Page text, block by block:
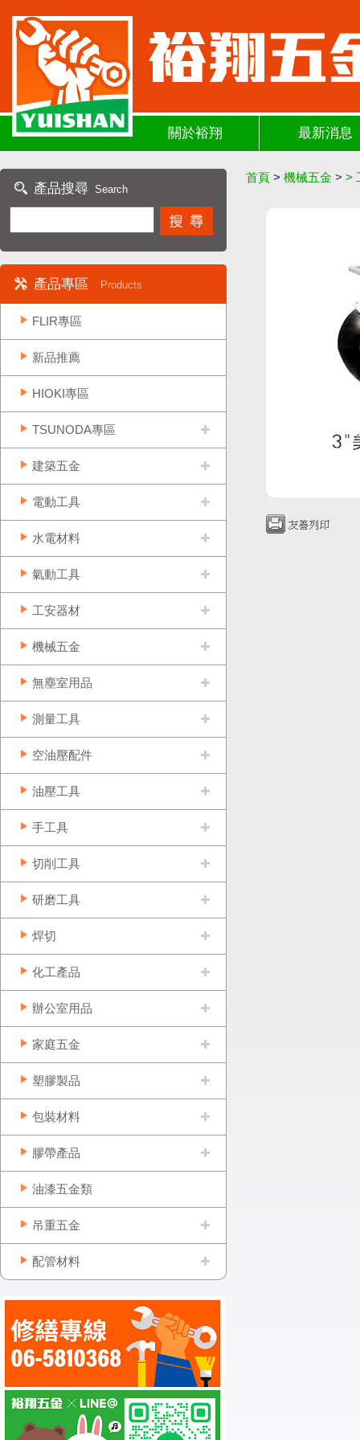
關於裕翔 最新消息
產品搜尋 Search
產品專區 Products
FLIR專區
新品推薦
HIOKI專區
TSUNODA專區
建築五金
電動工具
水電材料
氣動工具
工安器材
機械五金
無塵室用品
測量工具
空油壓配件
油壓工具
手工具
切削工具
研磨工具
焊切
化工產品
辦公室用品
家庭五金
塑膠製品
包裝材料
膠帶產品
油漆五金類
吊重五金
配管材料
首頁 > 機械五金 > >